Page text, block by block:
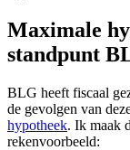
Maximale
standpunt
BLG heeft fiscaal
de gevolgen van
hypotheek. Ik maak
rekenvoorbeeld: